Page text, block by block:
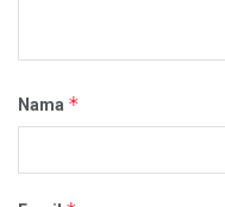
Nama *